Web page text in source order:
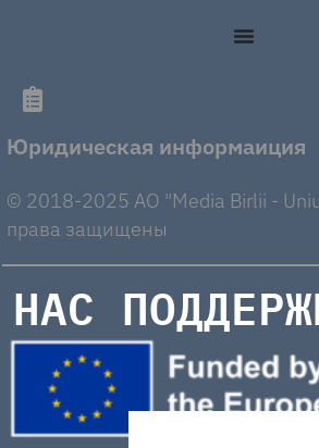
Юридическая информаиция
© 2018-2025 AO "Media Birlii -
права защищены
НАС